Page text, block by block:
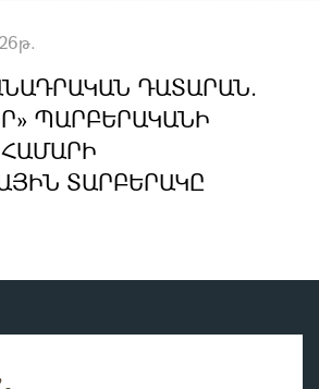
ԴԱՏԱՐԱՆ.
ՊԱՐԲԵՐԱԿԱՆԻ
ՀԱՄԱՐԻ
ՏԱՐԲԵՐԱԿԸ